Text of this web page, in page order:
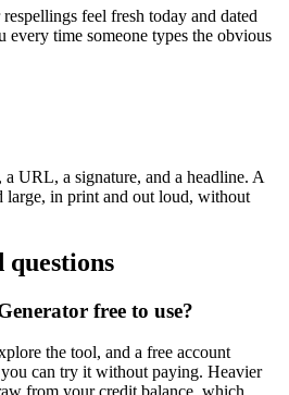
feel fresh today and dated
every time someone types the obvious
a URL, a signature, and a headline. A
large, in print and out loud, without
questions
free to use?
the tool, and a free account
can try it without paying. Heavier